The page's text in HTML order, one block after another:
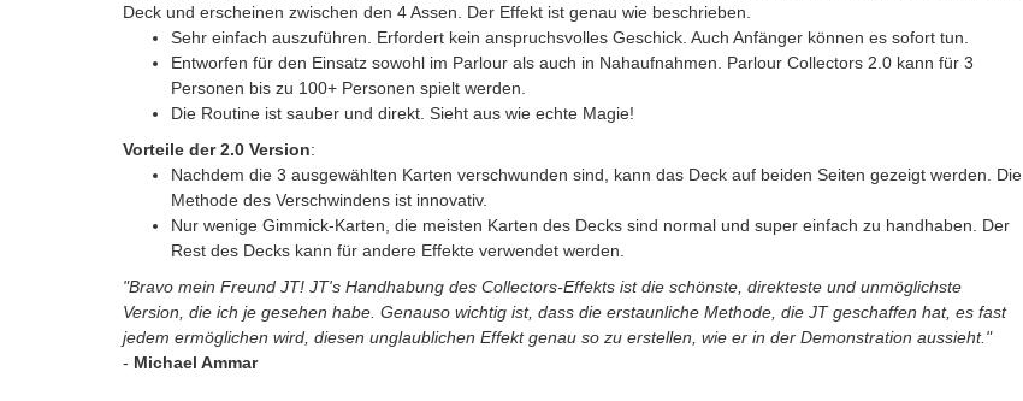
Deck und erscheinen zwischen den 4 Assen. Der Effekt ist genau wie beschrieben.
Sehr einfach auszuführen. Erfordert kein anspruchsvolles Geschick. Auch Anfänger können es sofort tun.
Entworfen für den Einsatz sowohl im Parlour als auch in Nahaufnahmen. Parlour Collectors 2.0 kann für 3
Personen bis zu 100+ Personen spielt werden.
Die Routine ist sauber und direkt. Sieht aus wie echte Magie!
Vorteile der 2.0 Version:
Nachdem die 3 ausgewählten Karten verschwunden sind, kann das Deck auf beiden Seiten gezeigt werden. Die
Methode des Verschwindens ist innovativ.
Nur wenige Gimmick-Karten, die meisten Karten des Decks sind normal und super einfach zu handhaben. Der
Rest des Decks kann für andere Effekte verwendet werden.
"Bravo mein Freund JT! JT's Handhabung des Collectors-Effekts ist die schönste, direkteste und unmöglichste
Version, die ich je gesehen habe. Genauso wichtig ist, dass die erstaunliche Methode, die JT geschaffen hat, es fast
jedem ermöglichen wird, diesen unglaublichen Effekt genau so zu erstellen, wie er in der Demonstration aussieht."
- Michael Ammar